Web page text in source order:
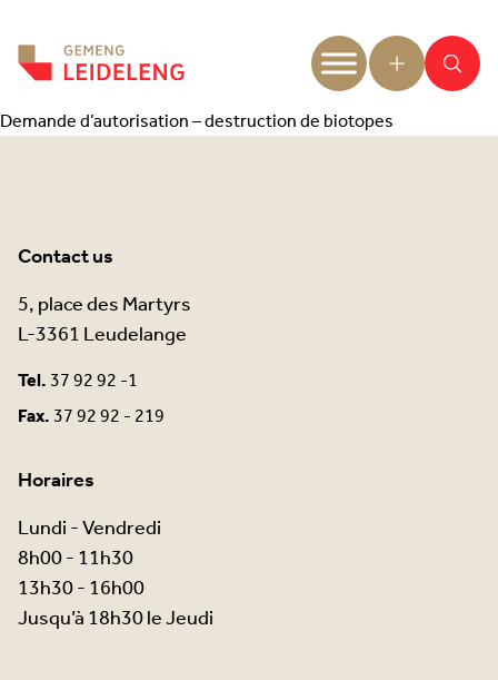
Demande d’autorisation – destruction de biotopes
Contact us
5, place des Martyrs
L-3361 Leudelange
Tel.37 92 92 -1
Fax.37 92 92 - 219
Horaires
Lundi - Vendredi
8h00 - 11h30
13h30 - 16h00
Jusqu’à 18h30 le Jeudi